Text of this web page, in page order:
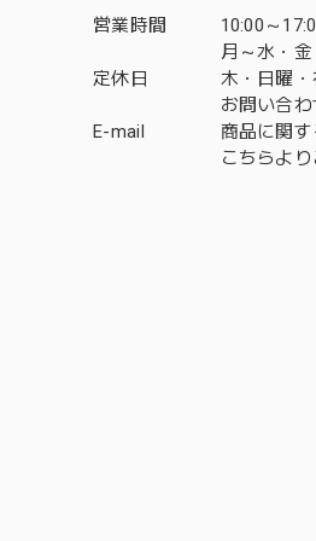
営業時間
10:00～
月～水・
定休日
木・日曜・
お問い合
E-mail
商品に関
こちらより